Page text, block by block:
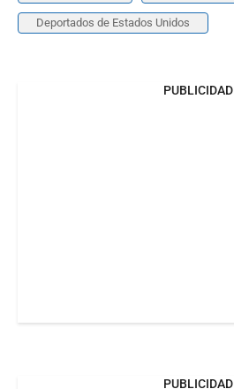
Deportados de Estados Unidos
PUBLICIDAD
PUBLICIDAD